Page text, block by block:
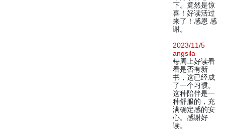
下。竟然是惊
喜！好读活过
来了！感恩 感
谢。
2023/11/5
angsila
每周上好读看
看是否有新
书，这已经成
了一个习惯。
这种陪伴是一
种舒服的，充
满确定感的安
心。感谢好
读。